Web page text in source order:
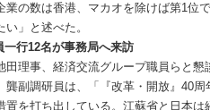
業の数は香港、マカオを除けば第1位
」と述べた。
行12名が事務局へ来訪
理事、経済交流グループ職員らと懇
副調研員は、「『改革・開放』40
を打ち出している。江蘇省と日本